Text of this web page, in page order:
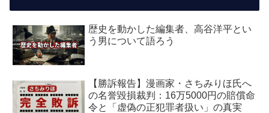
歴史を動かした編集者、高谷洋平とい
う男について語ろう
【勝訴報告】漫画家・さちみりほ氏へ
の名誉毀損裁判：16万5000円の賠償命
令と「虚偽の正犯罪者扱い」の真実